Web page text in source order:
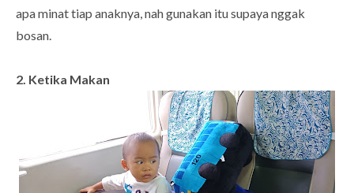
apa minat tiap anaknya, nah gunakan itu supaya nggak
bosan.
2. Ketika Makan